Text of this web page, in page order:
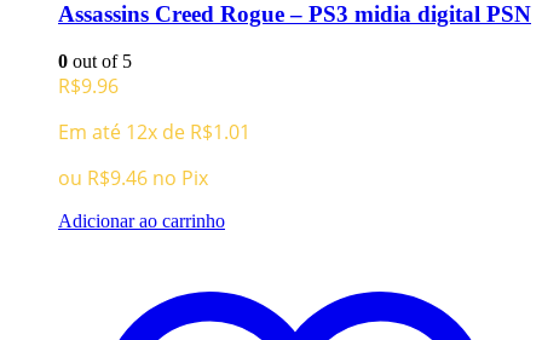
Assassins Creed Rogue – PS3 midia digital PSN
0 out of 5
R$9.96
Em até 12x de R$1.01
ou R$9.46 no Pix
Adicionar ao carrinho